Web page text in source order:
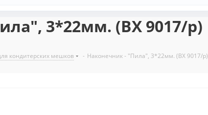
3*22мм. (BX 9017/p)
кондитерских мешков - Наконечник - "Пила", 3*22мм. (BX 9017/p)